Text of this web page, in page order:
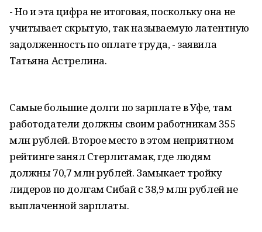
- Но и эта цифра не итоговая, поскольку она не
учитывает скрытую, так называемую латентную
задолженность по оплате труда, - заявила
Татьяна Астрелина.
Самые большие долги по зарплате в Уфе, там
работодатели должны своим работникам 355
млн рублей. Второе место в этом неприятном
рейтинге занял Стерлитамак, где людям
должны 70,7 млн рублей. Замыкает тройку
лидеров по долгам Сибай с 38,9 млн рублей не
выплаченной зарплаты.